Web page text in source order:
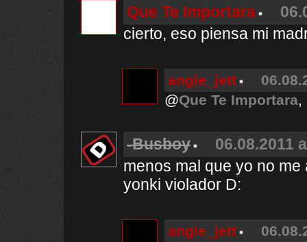
Que Te Importara
cierto, eso piensa mi
angie_jett
@Que Te Importara,
-Busboy
06.08.2011
menos mal que yo no
yonki violador D:
angie_jett